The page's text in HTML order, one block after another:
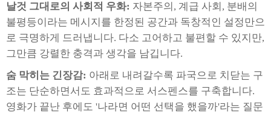
날것 그대로의 사회적 우화: 자본주의, 계급 사회, 분배의
불평등이라는 메시지를 한정된 공간과 독창적인 설정만으
로 극명하게 드러냅니다. 다소 고어하고 불편할 수 있지만,
그만큼 강렬한 충격과 생각을 남깁니다.
숨 막히는 긴장감: 아래로 내려갈수록 파국으로 치닫는 구
조는 단순하면서도 효과적으로 서스펜스를 구축합니다.
영화가 끝난 후에도 '나라면 어떤 선택을 했을까'라는 질문